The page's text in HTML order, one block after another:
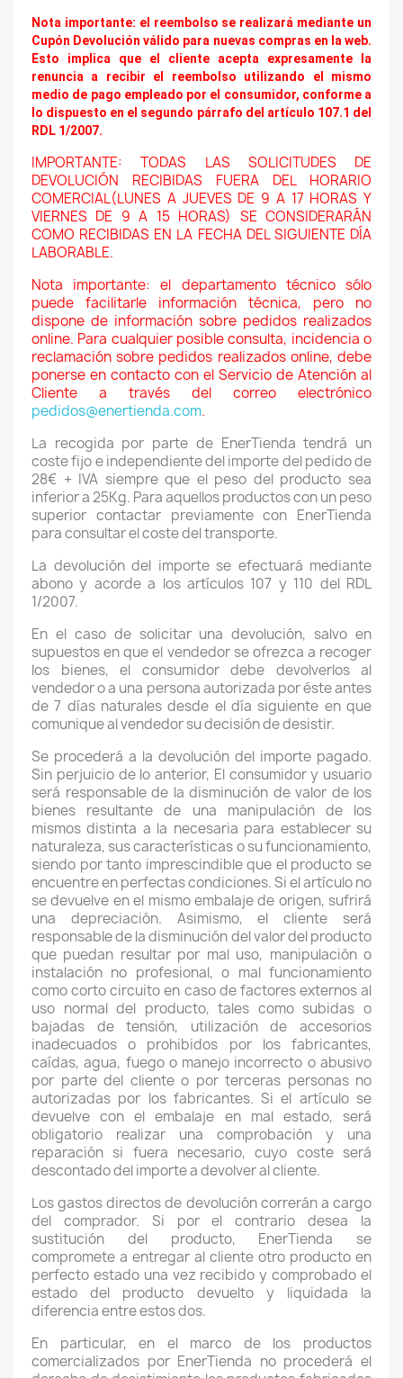
Nota importante: el reembolso se realizará mediante un
Cupón Devolución válido para nuevas compras en la web.
Esto implica que el cliente acepta expresamente la
renuncia a recibir el reembolso utilizando el mismo
medio de pago empleado por el consumidor, conforme a
lo dispuesto en el segundo párrafo del artículo 107.1 del
RDL 1/2007.
IMPORTANTE: TODAS LAS SOLICITUDES DE
DEVOLUCIÓN RECIBIDAS FUERA DEL HORARIO
COMERCIAL(LUNES A JUEVES DE 9 A 17 HORAS Y
VIERNES DE 9 A 15 HORAS) SE CONSIDERARÁN
COMO RECIBIDAS EN LA FECHA DEL SIGUIENTE DÍA
LABORABLE.
Nota importante: el departamento técnico sólo
puede facilitarle información técnica, pero no
dispone de información sobre pedidos realizados
online. Para cualquier posible consulta, incidencia o
reclamación sobre pedidos realizados online, debe
ponerse en contacto con el Servicio de Atención al
Cliente a través del correo electrónico
pedidos@enertienda.com.
La recogida por parte de EnerTienda tendrá un
coste fijo e independiente del importe del pedido de
28€ + IVA siempre que el peso del producto sea
inferior a 25Kg. Para aquellos productos con un peso
superior contactar previamente con EnerTienda
para consultar el coste del transporte.
La devolución del importe se efectuará mediante
abono y acorde a los artículos 107 y 110 del RDL
1/2007.
En el caso de solicitar una devolución, salvo en
supuestos en que el vendedor se ofrezca a recoger
los bienes, el consumidor debe devolverlos al
vendedor o a una persona autorizada por éste antes
de 7 días naturales desde el día siguiente en que
comunique al vendedor su decisión de desistir.
Se procederá a la devolución del importe pagado.
Sin perjuicio de lo anterior, El consumidor y usuario
será responsable de la disminución de valor de los
bienes resultante de una manipulación de los
mismos distinta a la necesaria para establecer su
naturaleza, sus características o su funcionamiento,
siendo por tanto imprescindible que el producto se
encuentre en perfectas condiciones. Si el artículo no
se devuelve en el mismo embalaje de origen, sufrirá
una depreciación. Asimismo, el cliente será
responsable de la disminución del valor del producto
que puedan resultar por mal uso, manipulación o
instalación no profesional, o mal funcionamiento
como corto circuito en caso de factores externos al
uso normal del producto, tales como subidas o
bajadas de tensión, utilización de accesorios
inadecuados o prohibidos por los fabricantes,
caídas, agua, fuego o manejo incorrecto o abusivo
por parte del cliente o por terceras personas no
autorizadas por los fabricantes. Si el artículo se
devuelve con el embalaje en mal estado, será
obligatorio realizar una comprobación y una
reparación si fuera necesario, cuyo coste será
descontado del importe a devolver al cliente.
Los gastos directos de devolución correrán a cargo
del comprador. Si por el contrario desea la
sustitución del producto, EnerTienda se
compromete a entregar al cliente otro producto en
perfecto estado una vez recibido y comprobado el
estado del producto devuelto y liquidada la
diferencia entre estos dos.
En particular, en el marco de los productos
comercializados por EnerTienda no procederá el